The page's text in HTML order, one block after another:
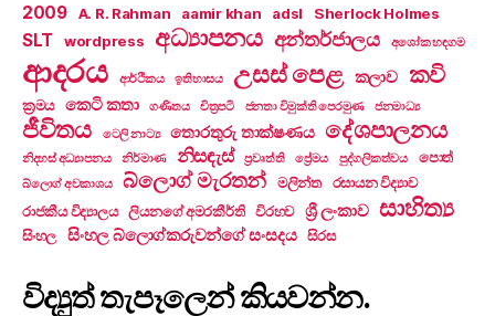
2009 A. R. Rahman aamir khan adsl Sherlock Holmes
SLT wordpress අධ්‍යාපනය අන්තර්ජාලය අශෝක හඳගම
ආදරය ආර්ථිකය ඉතිහාසය උසස් පෙළ කලාව කවි
ක්‍රමය කෙටි කතා ගණිතය චිත්‍රපටි ජනතා විමුක්ති පෙරමුණ ජනමාධ්‍ය
ජීවිතය ටෙලි නාට්‍ය තොරතුරු තාක්ෂණය දේශපාලනය
නිදහස් අධ්‍යාපනය නිර්මාණ නිසඳැස් ප්‍රවෘත්ති ප්‍රේමය පුද්ගලිකත්වය පොත්
බ්ලොග් අවකාශය බ්ලොග් මැරතන් මලින්ත
රසායන විද්‍යාව
රාජකීය විද්‍යාලය
ලියනගේ අමරකීර්ති විරහව ශ්‍රී ලංකාව සාහිත්‍ය
සිංහල සිංහල බ්ලොග්කරුවන්ගේ සංසදය සිරස
විද්‍යුත් තැපෑලෙන් කියවන්න.